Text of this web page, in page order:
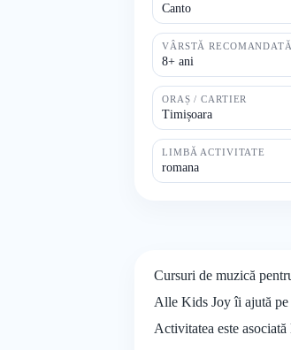
Canto
VÂRSTĂ RECOMANDATĂ
8+ ani
ORAȘ / CARTIER
Timișoara
LIMBĂ ACTIVITATE
romana
Cursuri de muzică
Alle Kids Joy îi ajută pe
Activitatea este